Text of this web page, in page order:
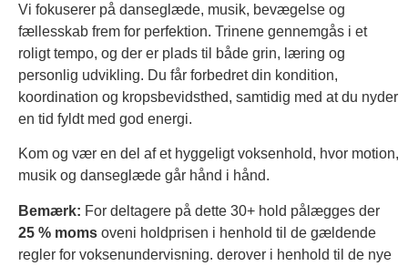
Vi fokuserer på danseglæde, musik, bevægelse og
fællesskab frem for perfektion. Trinene gennemgås i et
roligt tempo, og der er plads til både grin, læring og
personlig udvikling. Du får forbedret din kondition,
koordination og kropsbevidsthed, samtidig med at du nyder
en tid fyldt med god energi.
Kom og vær en del af et hyggeligt voksenhold, hvor motion,
musik og danseglæde går hånd i hånd.
Bemærk: For deltagere på dette 30+ hold pålægges der
25 % moms oveni holdprisen i henhold til de gældende
regler for voksenundervisning. derover i henhold til de nye